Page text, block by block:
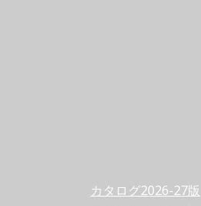
カタログ2026-27版